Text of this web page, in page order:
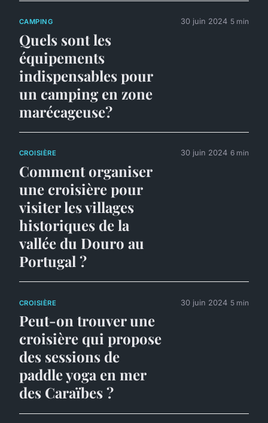
CAMPING
Quels sont les
équipements
indispensables pour
un camping en zone
marécageuse?
30 juin 2024 5 min
CROISIÈRE
Comment organiser
une croisière pour
visiter les villages
historiques de la
vallée du Douro au
Portugal ?
30 juin 2024 6 min
CROISIÈRE
Peut-on trouver une
croisière qui propose
des sessions de
paddle yoga en mer
des Caraïbes ?
30 juin 2024 5 min